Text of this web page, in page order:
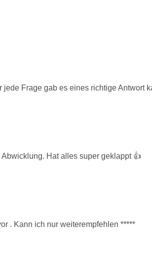
Frage gab es eines richtige Antwort
Hat alles super geklappt 👍
. Kann ich nur weiterempfehlen *****